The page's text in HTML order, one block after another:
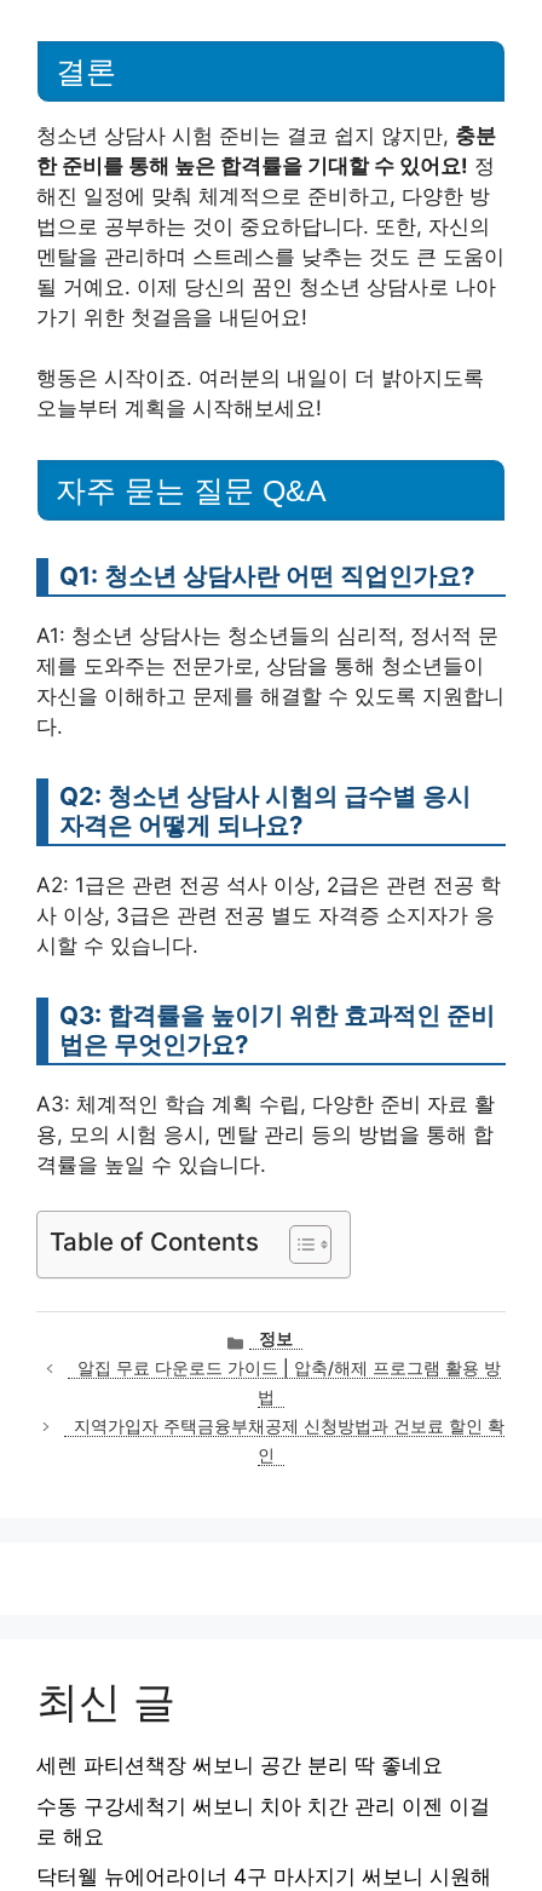
결론
청소년 상담사 시험 준비는 결코 쉽지 않지만, 충분
한 준비를 통해 높은 합격률을 기대할 수 있어요! 정
해진 일정에 맞춰 체계적으로 준비하고, 다양한 방
법으로 공부하는 것이 중요하답니다. 또한, 자신의
멘탈을 관리하며 스트레스를 낮추는 것도 큰 도움이
될 거예요. 이제 당신의 꿈인 청소년 상담사로 나아
가기 위한 첫걸음을 내딛어요!
행동은 시작이죠. 여러분의 내일이 더 밝아지도록
오늘부터 계획을 시작해보세요!
자주 묻는 질문 Q&A
Q1: 청소년 상담사란 어떤 직업인가요?
A1: 청소년 상담사는 청소년들의 심리적, 정서적 문
제를 도와주는 전문가로, 상담을 통해 청소년들이
자신을 이해하고 문제를 해결할 수 있도록 지원합니
다.
Q2: 청소년 상담사 시험의 급수별 응시
자격은 어떻게 되나요?
A2: 1급은 관련 전공 석사 이상, 2급은 관련 전공 학
사 이상, 3급은 관련 전공 별도 자격증 소지자가 응
시할 수 있습니다.
Q3: 합격률을 높이기 위한 효과적인 준비
법은 무엇인가요?
A3: 체계적인 학습 계획 수립, 다양한 준비 자료 활
용, 모의 시험 응시, 멘탈 관리 등의 방법을 통해 합
격률을 높일 수 있습니다.
Table of Contents
카
테
고
리
정보
알집 무료 다운로드 가이드 | 압축/해제 프로그램 활용 방
법
지역가입자 주택금융부채공제 신청방법과 건보료 할인 확
인
최신 글
세렌 파티션책장 써보니 공간 분리 딱 좋네요
수동 구강세척기 써보니 치아 치간 관리 이젠 이걸
로 해요
닥터웰 뉴에어라이너 4구 마사지기 써보니 시원해